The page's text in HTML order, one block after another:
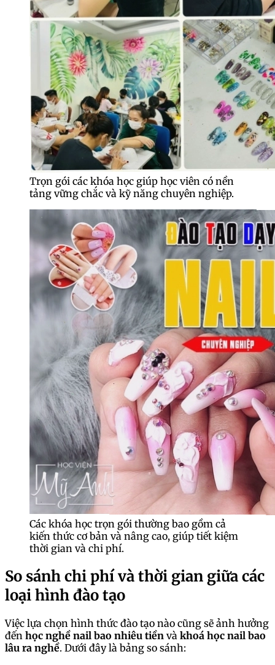
Trọn gói các khóa học giúp học viên có nền
tảng vững chắc và kỹ năng chuyên nghiệp.
Các khóa học trọn gói thường bao gồm cả
kiến thức cơ bản và nâng cao, giúp tiết kiệm
thời gian và chi phí.
So sánh chi phí và thời gian giữa các
loại hình đào tạo
Việc lựa chọn hình thức đào tạo nào cũng sẽ ảnh hưởng
đến học nghề nail bao nhiêu tiền và khoá học nail bao
lâu ra nghề. Dưới đây là bảng so sánh: